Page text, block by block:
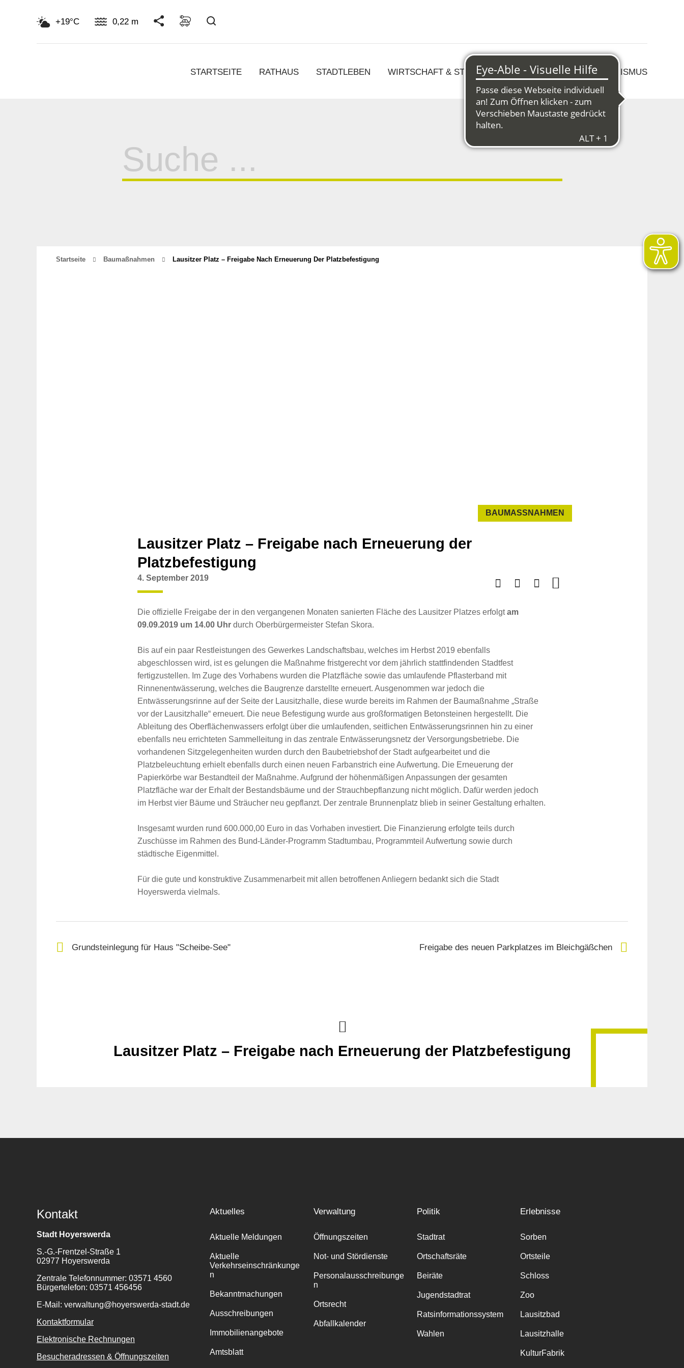
+19°C 0,22 m
STARTSEITE RATHAUS STADTLEBEN WIRTSCHAFT & STRUKTURWANDEL KULTUR & TOURISMUS
für:
Startseite Baumaßnahmen Lausitzer Platz – Freigabe Nach Erneuerung Der Platzbefestigung
BAUMASSNAHMEN
Lausitzer Platz – Freigabe nach Erneuerung der
Platzbefestigung
4. September 2019
Die offizielle Freigabe der in den vergangenen Monaten sanierten Fläche des Lausitzer Platzes erfolgtam
09.09.2019 um 14.00 Uhr durch Oberbürgermeister Stefan Skora.
Bis auf ein paar Restleistungen des Gewerkes Landschaftsbau, welches im Herbst 2019 ebenfalls
abgeschlossen wird, ist es gelungen die Maßnahme fristgerecht vor dem jährlich stattfindenden Stadtfest
fertigzustellen. Im Zuge des Vorhabens wurden die Platzfläche sowie das umlaufende Pflasterband mit
Rinnenentwässerung, welches die Baugrenze darstellte erneuert. Ausgenommen war jedoch die
Entwässerungsrinne auf der Seite der Lausitzhalle, diese wurde bereits im Rahmen der Baumaßnahme „Straße
vor der Lausitzhalle“ erneuert. Die neue Befestigung wurde aus großformatigen Betonsteinen hergestellt. Die
Ableitung des Oberflächenwassers erfolgt über die umlaufenden, seitlichen Entwässerungsrinnen hin zu einer
ebenfalls neu errichteten Sammelleitung in das zentrale Entwässerungsnetz der Versorgungsbetriebe. Die
vorhandenen Sitzgelegenheiten wurden durch den Baubetriebshof der Stadt aufgearbeitet und die
Platzbeleuchtung erhielt ebenfalls durch einen neuen Farbanstrich eine Aufwertung. Die Erneuerung der
Papierkörbe war Bestandteil der Maßnahme. Aufgrund der höhenmäßigen Anpassungen der gesamten
Platzfläche war der Erhalt der Bestandsbäume und der Strauchbepflanzung nicht möglich. Dafür werden jedoch
im Herbst vier Bäume und Sträucher neu gepflanzt. Der zentrale Brunnenplatz blieb in seiner Gestaltung erhalten.
Insgesamt wurden rund 600.000,00 Euro in das Vorhaben investiert. Die Finanzierung erfolgte teils durch
Zuschüsse im Rahmen des Bund-Länder-Programm Stadtumbau, Programmteil Aufwertung sowie durch
städtische Eigenmittel.
Für die gute und konstruktive Zusammenarbeit mit allen betroffenen Anliegern bedankt sich die Stadt
Hoyerswerda vielmals.
Grundsteinlegung für Haus "Scheibe-See" Freigabe des neuen Parkplatzes im Bleichgäßchen
Lausitzer Platz – Freigabe nach Erneuerung der Platzbefestigung
Kontakt
Stadt Hoyerswerda
S.-G.-Frentzel-Straße 1
02977 Hoyerswerda
Zentrale Telefonnummer: 03571 4560
Bürgertelefon: 03571 456456
E-Mail: verwaltung@hoyerswerda-stadt.de
Kontaktformular
Elektronische Rechnungen
Besucheradressen & Öffnungszeiten
Aktuelles
Aktuelle Meldungen
Aktuelle
Verkehrseinschränkunge
n
Bekanntmachungen
Ausschreibungen
Immobilienangebote
Amtsblatt
Verwaltung
Öffnungszeiten
Not- und Stördienste
Personalausschreibunge
n
Ortsrecht
Abfallkalender
Politik
Stadtrat
Ortschaftsräte
Beiräte
Jugendstadtrat
Ratsinformationssystem
Wahlen
Erlebnisse
Sorben
Ortsteile
Schloss
Zoo
Lausitzbad
Lausitzhalle
KulturFabrik